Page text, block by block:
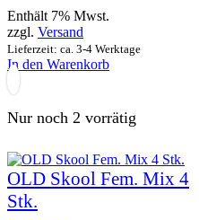
Enthält 7% Mwst.
zzgl. Versand
Lieferzeit: ca. 3-4 Werktage
In den Warenkorb
Nur noch 2 vorrätig
OLD Skool Fem. Mix 4
Stk.